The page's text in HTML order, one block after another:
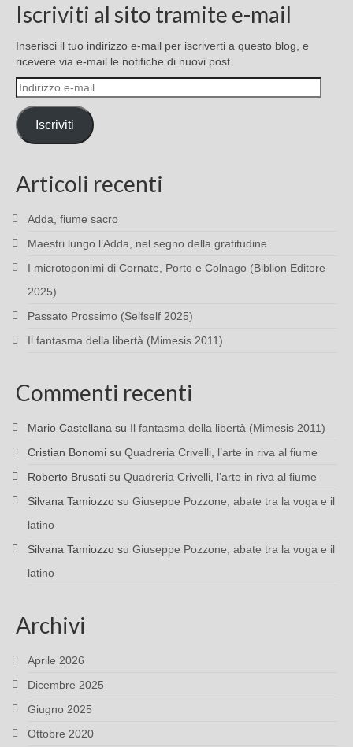
Iscriviti al sito tramite e-mail
Inserisci il tuo indirizzo e-mail per iscriverti a questo blog, e
ricevere via e-mail le notifiche di nuovi post.
Indirizzo
e-
mail
Iscriviti
Articoli recenti
Adda, fiume sacro
Maestri lungo l’Adda, nel segno della gratitudine
I microtoponimi di Cornate, Porto e Colnago (Biblion Editore
2025)
Passato Prossimo (Selfself 2025)
Il fantasma della libertà (Mimesis 2011)
Commenti recenti
Mario Castellana su Il fantasma della libertà (Mimesis 2011)
Cristian Bonomi su Quadreria Crivelli, l’arte in riva al fiume
Roberto Brusati su Quadreria Crivelli, l’arte in riva al fiume
Silvana Tamiozzo su Giuseppe Pozzone, abate tra la voga e il
latino
Silvana Tamiozzo su Giuseppe Pozzone, abate tra la voga e il
latino
Archivi
Aprile 2026
Dicembre 2025
Giugno 2025
Ottobre 2020